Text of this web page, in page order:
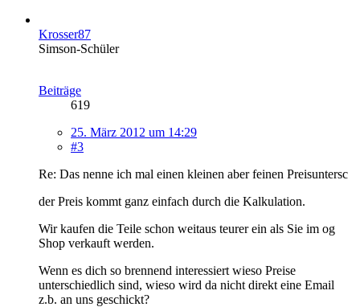
Krosser87
Simson-Schüler
Beiträge
619
25. März 2012 um 14:29
#3
Re: Das nenne ich mal einen kleinen aber feinen Preisuntersc
der Preis kommt ganz einfach durch die Kalkulation.
Wir kaufen die Teile schon weitaus teurer ein als Sie im og
Shop verkauft werden.
Wenn es dich so brennend interessiert wieso Preise
unterschiedlich sind, wieso wird da nicht direkt eine Email
z.b. an uns geschickt?